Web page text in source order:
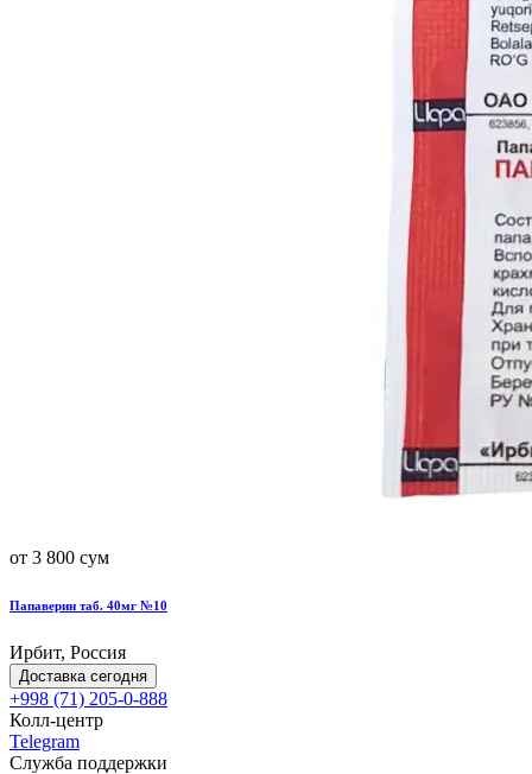
от 3 800 сум
Папаверин таб. 40мг №10
Ирбит, Россия
Доставка сегодня
+998 (71) 205-0-888
Колл-центр
Telegram
Служба поддержки